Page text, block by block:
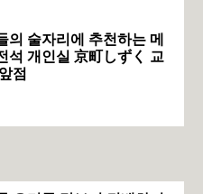
의 술자리에 추천하는 메
석 개인실 京町しずく 교
점